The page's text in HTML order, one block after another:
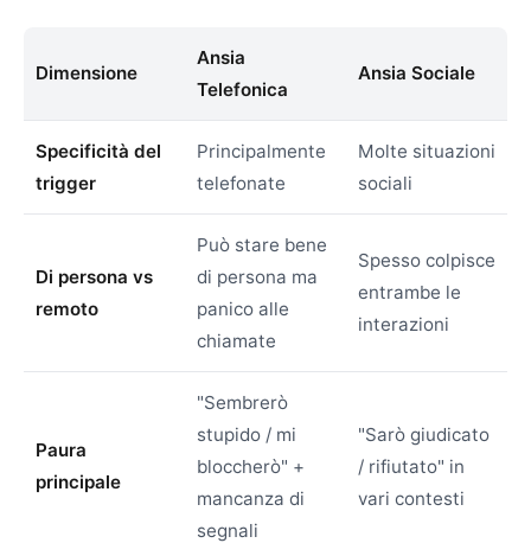
Dimensione
Ansia
Telefonica
Ansia Sociale
Specificità del
trigger
Principalmente
telefonate
Molte situazioni
sociali
Di persona vs
remoto
Può stare bene
di persona ma
panico alle
chiamate
Spesso colpisce
entrambe le
interazioni
Paura
principale
"Sembrerò
stupido / mi
bloccherò" +
mancanza di
segnali
"Sarò giudicato
/ rifiutato" in
vari contesti